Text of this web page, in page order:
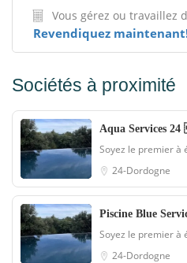
Vous gérez ou travaillez
Revendiquez
Sociétés à proximité
Aqua Services
Soyez le premier à
24-Dordogne
Piscine Blue
Soyez le premier à
24-Dordogne